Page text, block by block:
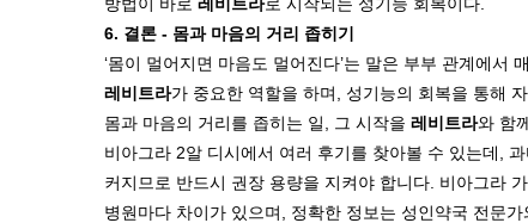
6. 결론 - 몸과 마음의 거리 좁히기
‘몸이 멀어지면 마음도 멀어진다’는 말은 부부 관계에
레비트라가 중요한 역할을 하며, 성기능의 회복을 통해
몸과 마음의 거리를 좁히는 일, 그 시작을 레비트라와 함
비아그라 2알 디시에서 여러 후기를 찾아볼 수 있는데,
커지므로 반드시 권장 용량을 지켜야 합니다. 비아그라
병원마다 차이가 있으며, 정확한 정보는 성인약국 전문